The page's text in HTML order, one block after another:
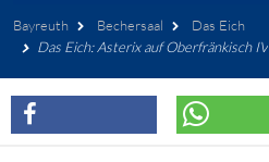
Bayreuth Bechersaal
Das Eich
Das Eich: Asterix auf Oberfränkisch IV